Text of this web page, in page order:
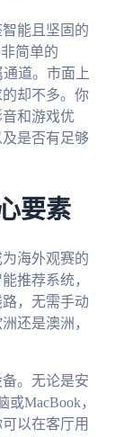
能且坚固的
简单的
道。市面上
却不多。你
和游戏优
是否有足够
要素
海外观赛的
推荐系统，
，无需手动
还是澳洲，
。无论是安
MacBook，
以在客厅用